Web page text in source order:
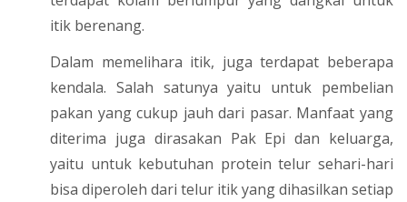
itik berenang.
Dalam memelihara itik, juga terdapat beberapa
kendala. Salah satunya yaitu untuk pembelian
pakan yang cukup jauh dari pasar. Manfaat yang
diterima juga dirasakan Pak Epi dan keluarga,
yaitu untuk kebutuhan protein telur sehari-hari
bisa diperoleh dari telur itik yang dihasilkan setiap